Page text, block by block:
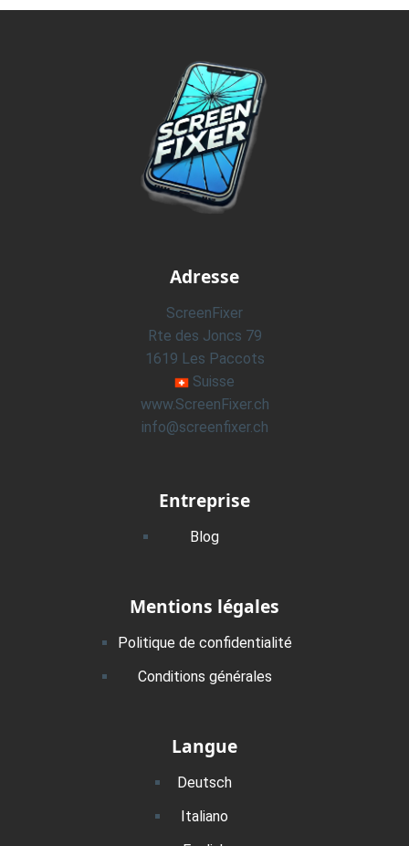
Adresse
ScreenFixer
Rte des Joncs 79
1619 Les Paccots
Suisse
www.ScreenFixer.ch
info@screenfixer.ch
Entreprise
Blog
Mentions légales
Politique de confidentialité
Conditions générales
Langue
Deutsch
Italiano